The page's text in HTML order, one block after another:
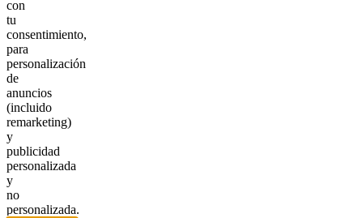
con
tu
consentimiento,
para
personalización
de
anuncios
(incluido
remarketing)
y
publicidad
personalizada
y
no
personalizada.